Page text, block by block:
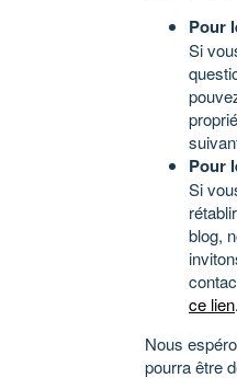
Pour
Si
Pour
Si
blog,
ce lien.
Nous
pourra être